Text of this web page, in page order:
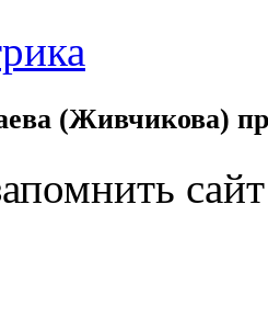
(Живчикова)